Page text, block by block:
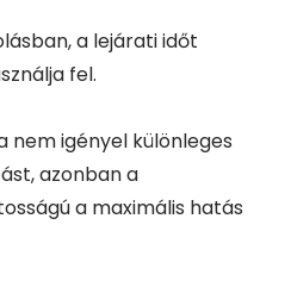
a lejárati időt
fel.
nem igényel különleges
azonban a
a maximális hatás